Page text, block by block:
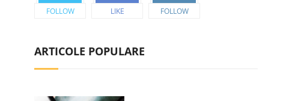
FOLLOW LIKE FOLLOW
ARTICOLE POPULARE